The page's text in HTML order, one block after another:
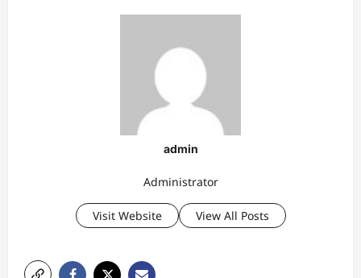
admin
Administrator
Visit Website View All Posts